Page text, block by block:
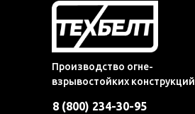
Производство огне-
взрывостойких конструкций
8 (800) 234-30-95